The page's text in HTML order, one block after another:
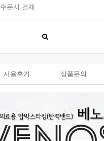
주문시 결제
사용후기 상품문의